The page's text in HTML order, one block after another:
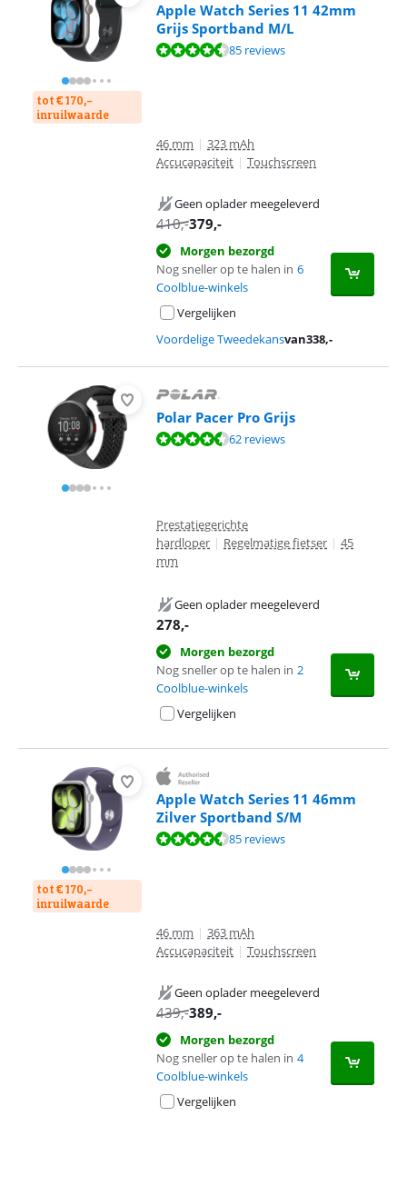
tot € 170,-
inruilwaarde
Apple Watch Series 11 42mm
Grijs Sportband M/L
Beoordeling is 9,2 van de 10, gebaseerd op 85 reviews.
85 reviews
46 mm | 323 mAh
Accucapaciteit | Touchscreen
Geen oplader meegeleverd
410,-379,-
Morgen bezorgd
Nog sneller op te halen in 6
Coolblue-winkels
Vergelijken
Voordelige Tweedekansvan338,-
Polar Pacer Pro Grijs
Beoordeling is 8,9 van de 10, gebaseerd op 62 reviews.
62 reviews
Prestatiegerichte
hardloper | Regelmatige fietser | 45
mm
Geen oplader meegeleverd
278,-
Morgen bezorgd
Nog sneller op te halen in 2
Coolblue-winkels
Vergelijken
tot € 170,-
inruilwaarde
Apple Watch Series 11 46mm
Zilver Sportband S/M
Beoordeling is 9,2 van de 10, gebaseerd op 85 reviews.
85 reviews
46 mm | 363 mAh
Accucapaciteit | Touchscreen
Geen oplader meegeleverd
439,-389,-
Morgen bezorgd
Nog sneller op te halen in 4
Coolblue-winkels
Vergelijken